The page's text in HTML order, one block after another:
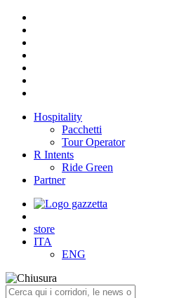
Hospitality
Pacchetti
Tour Operator
R Intents
Ride Green
Partner
store
ITA
ENG